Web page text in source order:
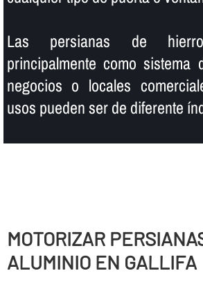
Las persianas de
principalmente como sistema
negocios o locales
usos pueden ser de diferente
MOTORIZAR
ALUMINIO EN GALLIFA